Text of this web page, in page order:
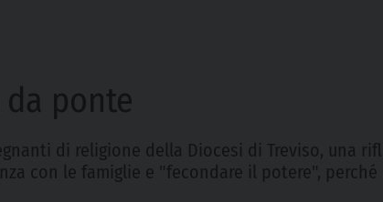
da ponte
di religione della Diocesi di Treviso, una
con le famiglie e "fecondare il potere",